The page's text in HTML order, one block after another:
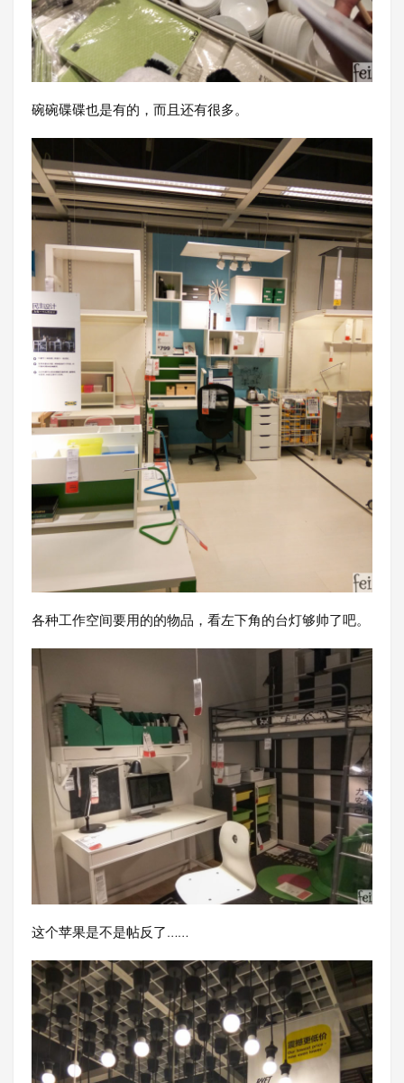
碗碗碟碟也是有的，而且还有很多。
各种工作空间要用的的物品，看左下角的台灯够帅了吧。
这个苹果是不是帖反了……